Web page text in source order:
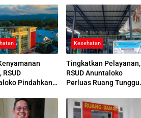
RSUD
Pindahkan
Kesehatan
Tingkatkan Pelayanan,
RSUD Anuntaloko
Perluas Ruang Tunggu
Parkir